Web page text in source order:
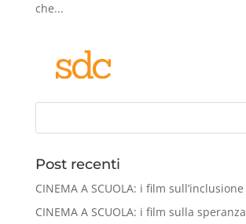
che...
Post recenti
CINEMA A SCUOLA: i film sull’inclusione
CINEMA A SCUOLA: i film sulla speranza